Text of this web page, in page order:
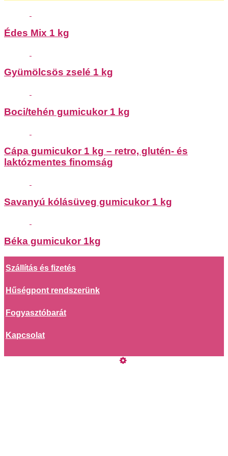
Édes Mix 1 kg
Gyümölcsös zselé 1 kg
Boci/tehén gumicukor 1 kg
Cápa gumicukor 1 kg – retro, glutén- és
laktózmentes finomság
Savanyú kólásüveg gumicukor 1 kg
Béka gumicukor 1kg
Szállítás és fizetés
Hűségpont rendszerünk
Fogyasztóbarát
Kapcsolat